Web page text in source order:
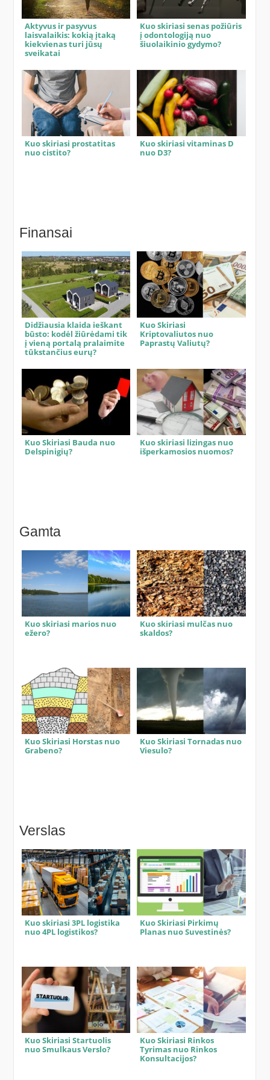
Aktyvus ir pasyvus
laisvalaikis: kokią įtaką
kiekvienas turi jūsų
sveikatai
Kuo skiriasi senas požiūris
į odontologiją nuo
šiuolaikinio gydymo?
Kuo skiriasi prostatitas
nuo cistito?
Kuo skiriasi vitaminas D
nuo D3?
Finansai
Didžiausia klaida ieškant
būsto: kodėl žiūrėdami tik
į vieną portalą pralaimite
tūkstančius eurų?
Kuo Skiriasi
Kriptovaliutos nuo
Paprastų Valiutų?
Kuo Skiriasi Bauda nuo
Delspinigių?
Kuo skiriasi lizingas nuo
išperkamosios nuomos?
Gamta
Kuo skiriasi marios nuo
ežero?
Kuo skiriasi mulčas nuo
skaldos?
Kuo Skiriasi Horstas nuo
Grabeno?
Kuo Skiriasi Tornadas nuo
Viesulo?
Verslas
Kuo skiriasi 3PL logistika
nuo 4PL logistikos?
Kuo Skiriasi Pirkimų
Planas nuo Suvestinės?
Kuo Skiriasi Startuolis
nuo Smulkaus Verslo?
Kuo Skiriasi Rinkos
Tyrimas nuo Rinkos
Konsultacijos?